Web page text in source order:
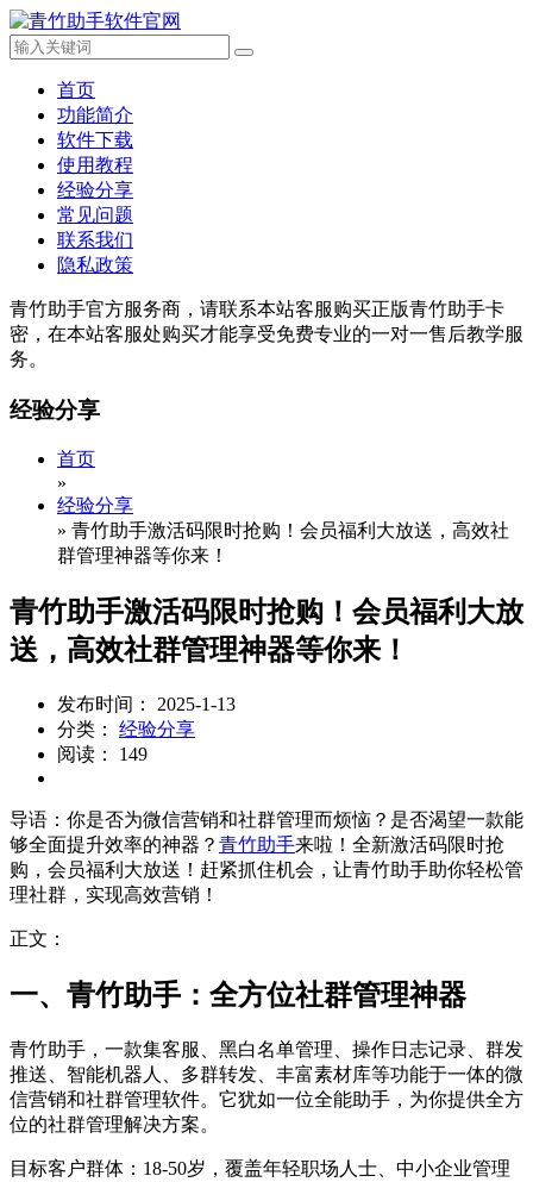
首页
功能简介
软件下载
使用教程
经验分享
常见问题
联系我们
隐私政策
青竹助手官方服务商，请联系本站客服购买正版青竹助手卡
密，在本站客服处购买才能享受免费专业的一对一售后教学服
务。
经验分享
首页
»
经验分享
» 青竹助手激活码限时抢购！会员福利大放送，高效社
群管理神器等你来！
青竹助手激活码限时抢购！会员福利大放
送，高效社群管理神器等你来！
发布时间： 2025-1-13
分类： 经验分享
阅读： 149
导语：你是否为微信营销和社群管理而烦恼？是否渴望一款能
够全面提升效率的神器？ 青竹助手来啦！全新激活码限时抢
购，会员福利大放送！赶紧抓住机会，让青竹助手助你轻松管
理社群，实现高效营销！
正文：
一、青竹助手：全方位社群管理神器
青竹助手，一款集客服、黑白名单管理、操作日志记录、群发
推送、智能机器人、多群转发、丰富素材库等功能于一体的微
信营销和社群管理软件。它犹如一位全能助手，为你提供全方
位的社群管理解决方案。
目标客户群体：18-50岁，覆盖年轻职场人士、中小企业管理